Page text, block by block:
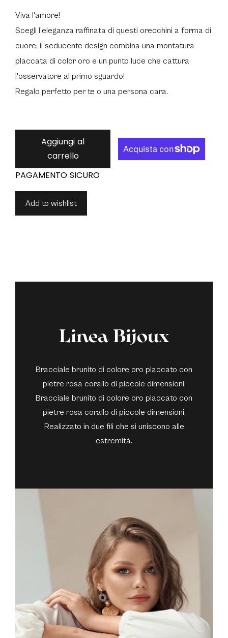
Viva l'amore!
Scegli l’eleganza raffinata di questi orecchini a forma di
cuore; il seducente design combina una montatura
placcata di color oro e un punto luce che cattura
l'osservatore al primo sguardo!
Regalo perfetto per te o una persona cara.
Aggiungi al
carrello
Add to wishlist
Linea Bijoux
Bracciale brunito di colore oro placcato con
pietre rosa corallo di piccole dimensioni.
Bracciale brunito di colore oro placcato con
pietre rosa corallo di piccole dimensioni.
Realizzato in due fili che si uniscono alle
estremità.